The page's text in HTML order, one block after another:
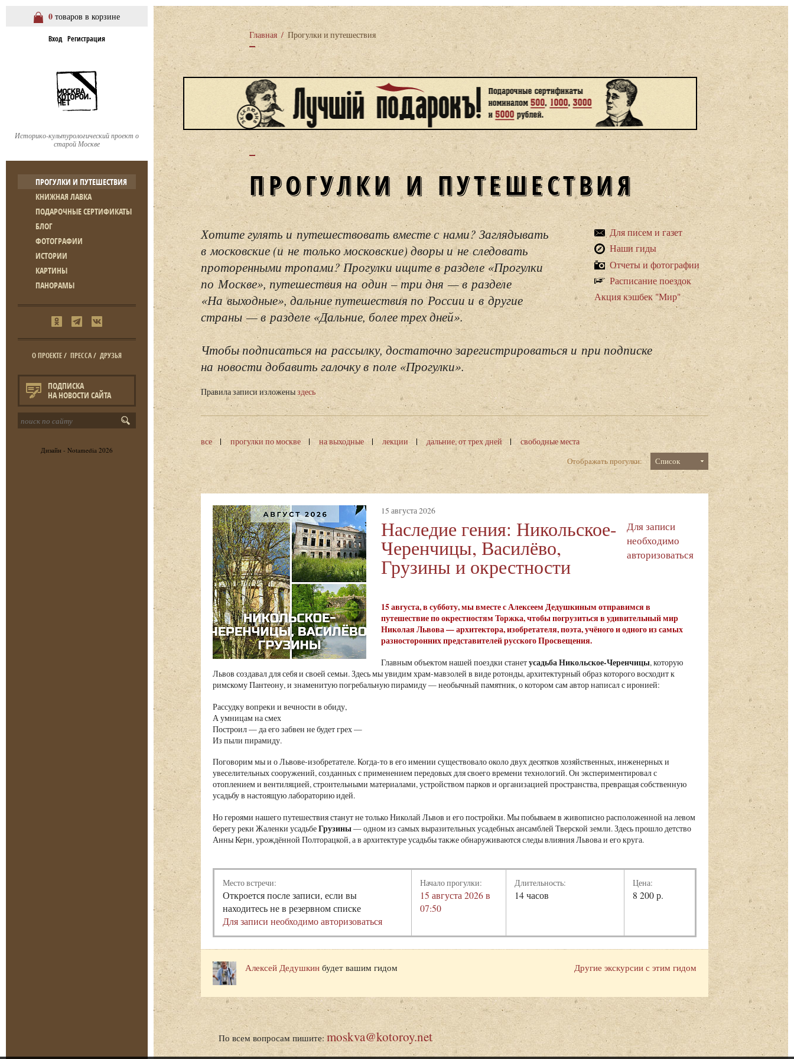
0 товаров в корзине
Вход Регистрация
Историко-культурологический проект о
старой Москве
ПРОГУЛКИ И ПУТЕШЕСТВИЯ
КНИЖНАЯ ЛАВКА
ПОДАРОЧНЫЕ СЕРТИФИКАТЫ
БЛОГ
ФОТОГРАФИИ
ИСТОРИИ
КАРТИНЫ
ПАНОРАМЫ
О ПРОЕКТЕ/ ПРЕССА/ ДРУЗЬЯ
ПОДПИСКА
НА НОВОСТИ САЙТА
Дизайн - Notamedia 2026
Главная / Прогулки и путешествия
ПРОГУЛКИ И ПУТЕШЕСТВИЯ
Для писем и газет
Наши гиды
Отчеты и фотографии
Расписание поездок
Акция кэшбек "Мир"
Хотите гулять и путешествовать вместе с нами? Заглядывать
в московские (и не только московские) дворы и не следовать
проторенными тропами? Прогулки ищите в разделе «Прогулки
по Москве», путешествия на один – три дня — в разделе
«На выходные», дальние путешествия по России и в другие
страны — в разделе «Дальние, более трех дней».
Чтобы подписаться на рассылку, достаточно зарегистрироваться и при подписке
на новости добавить галочку в поле «Прогулки».
Правила записи изложеныздесь
все прогулки по москве на выходные лекции дальние, от трех дней
свободные места
Отображать прогулки:
Список
15 августа 2026
Наследие гения: Никольское-
Черенчицы, Василёво,
Грузины и окрестности
Для записи
необходимо
авторизоваться
15 августа, в субботу, мы вместе с Алексеем Дедушкиным отправимся в
путешествие по окрестностям Торжка, чтобы погрузиться в удивительный мир
Николая Львова — архитектора, изобретателя, поэта, учёного и одного из самых
разносторонних представителей русского Просвещения.
Главным объектом нашей поездки станетусадьба Никольское-Черенчицы, которую
Львов создавал для себя и своей семьи. Здесь мы увидим храм-мавзолей в виде ротонды, архитектурный образ которого восходит к
римскому Пантеону, и знаменитую погребальную пирамиду — необычный памятник, о котором сам автор написал с иронией:
Рассудку вопреки и вечности в обиду,
А умницам на смех
Построил — да его забвен не будет грех —
Из пыли пирамиду.
Поговорим мы и о Львове-изобретателе. Когда-то в его имении существовало около двух десятков хозяйственных, инженерных и
увеселительных сооружений, созданных с применением передовых для своего времени технологий. Он экспериментировал с
отоплением и вентиляцией, строительными материалами, устройством парков и организацией пространства, превращая собственную
усадьбу в настоящую лабораторию идей.
Но героями нашего путешествия станут не только Николай Львов и его постройки. Мы побываем в живописно расположенной на левом
берегу реки Жаленки усадьбеГрузины— одном из самых выразительных усадебных ансамблей Тверской земли. Здесь прошло детство
Анны Керн, урождённой Полторацкой, а в архитектуре усадьбы также обнаруживаются следы влияния Львова и его круга.
Место встречи:
Откроется после записи, если вы
находитесь не в резервном списке
Для записи необходимо авторизоваться
Начало прогулки:
15 августа 2026 в
07:50
Длительность:
14 часов
Цена:
8 200 р.
Другие экскурсии с этим гидом
Алексей Дедушкин будет вашим гидом
По всем вопросам пишите: moskva@kotoroy.net